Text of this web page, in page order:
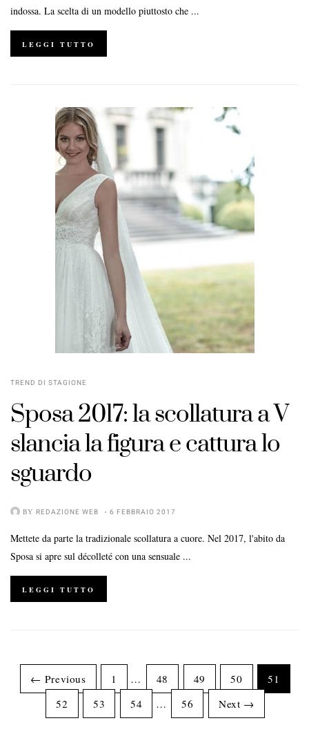
indossa. La scelta di un modello piuttosto che ...
LEGGI TUTTO
TREND DI STAGIONE
Sposa 2017: la scollatura a V
slancia la figura e cattura lo
sguardo
BY REDAZIONE WEB 6 FEBBRAIO 2017
Mettete da parte la tradizionale scollatura a cuore. Nel 2017, l'abito da
Sposa si apre sul décolleté con una sensuale ...
LEGGI TUTTO
← Previous 1 … 48 49 50
51
52
53 54 … 56 Next →